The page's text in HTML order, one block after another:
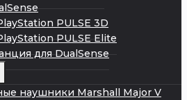
PULSE 3D
PULSE Elite
для DualSense
наушники Marshall Major V